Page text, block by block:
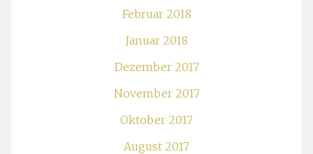
Februar 2018
Januar 2018
Dezember 2017
November 2017
Oktober 2017
August 2017